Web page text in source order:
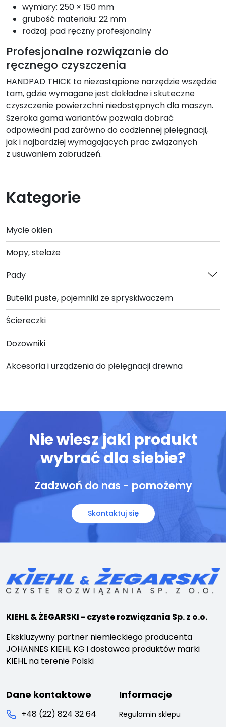
Kategorie
Mycie okien
Mopy, stelaże
Pady
Butelki puste, pojemniki ze spryskiwaczem
Ściereczki
Dozowniki
Akcesoria i urządzenia do pielęgnacji drewna
wymiary: 250 × 150 mm
grubość materiału: 22 mm
rodzaj: pad ręczny profesjonalny
Profesjonalne rozwiązanie do
ręcznego czyszczenia
HANDPAD THICK to niezastąpione narzędzie wszędzie
tam, gdzie wymagane jest dokładne i skuteczne
czyszczenie powierzchni niedostępnych dla maszyn.
Szeroka gama wariantów pozwala dobrać
odpowiedni pad zarówno do codziennej pielęgnacji,
jak i najbardziej wymagających prac związanych
z usuwaniem zabrudzeń.
Nie wiesz jaki produkt
wybrać dla siebie?
Zadzwoń do nas - pomożemy
Skontaktuj się
KIEHL & ŻEGARSKI - czyste rozwiązania Sp. z o.o.
Ekskluzywny partner niemieckiego producenta
JOHANNES KIEHL KG i dostawca produktów marki
KIEHL na terenie Polski
Dane kontaktowe
+48 (22) 824 32 64
Informacje
Regulamin sklepu